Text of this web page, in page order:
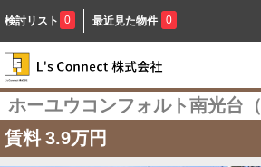
検討リスト 0 最近見た物件 0
ホーユウコンフォルト南光台（
賃料 3.9万円